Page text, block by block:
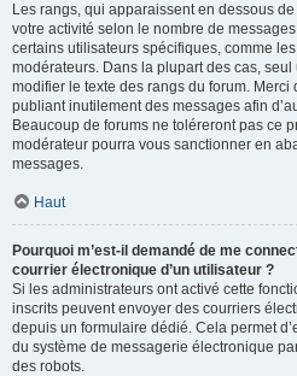
Les rangs, qui apparaissent en dessous
votre activité selon le nombre de
certains utilisateurs spécifiques, comme
modérateurs. Dans la plupart des cas,
modifier le texte des rangs du forum.
publiant inutilement des messages afin
Beaucoup de forums ne toléreront pas ce
modérateur pourra vous sanctionner en
messages.
Haut
Pourquoi m’est-il demandé de me
courrier électronique d’un utilisateur ?
Si les administrateurs ont activé cette
inscrits peuvent envoyer des courriers
depuis un formulaire dédié. Cela permet
du système de messagerie électronique
des robots.